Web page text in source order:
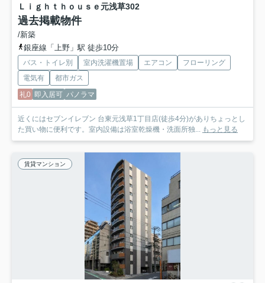
Ｌｉｇｈｔｈｏｕｓｅ元浅草302
過去掲載物件
/新築
銀座線「上野」駅 徒歩10分
バス・トイレ別 室内洗濯機置場 エアコン
フローリング
電気有
都市ガス
礼0 即入居可 パノラマ
近くにはセブンイレブン 台東元浅草1丁目店(徒歩4分)がありちょっとし
た買い物に便利です。室内設備は浴室乾燥機・洗面所独...
もっと見る
賃貸マンション